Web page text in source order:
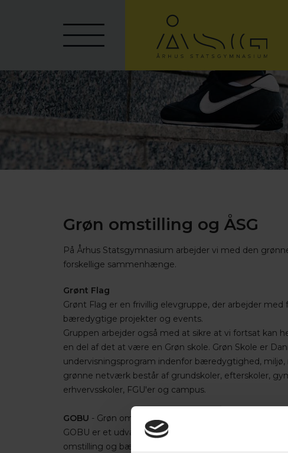
Grøn omstilling og ÅSG
På Århus Statsgymnasium arbejder vi med den
forskellige sammenhænge.
Grønt Flag
Grønt Flag er en frivillig elevgruppe, der arbejder med
bæredygtige projekter og events.
Gruppen arbejder også med at sikre at vi fortsat kan
en del af det at være en Grøn skole. Grøn Skole er
undervisningsprogram indenfor bæredygtighed,
grønne netværk består af grundskoler, efterskoler,
erhvervsskoler, FGU'er og campus.
GOBU - Grøn omstilling og bæredygtighed i
GOBU er et udvalg bestående af 5 lærere, som
omstilling og bæredygtighed implementeret i den